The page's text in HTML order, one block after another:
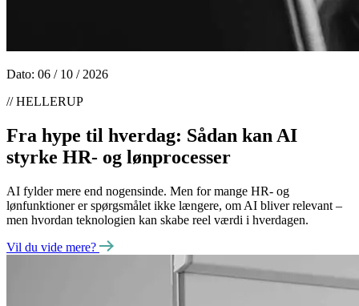
Dato: 06 / 10 / 2026
//HELLERUP
Fra hype til hverdag: Sådan kan AI
styrke HR- og lønprocesser
AI fylder mere end nogensinde. Men for mange HR- og
lønfunktioner er spørgsmålet ikke længere, om AI bliver relevant –
men hvordan teknologien kan skabe reel værdi i hverdagen.
Vil du vide mere?